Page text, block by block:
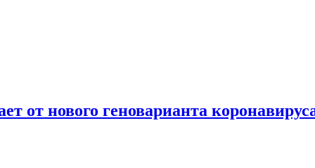
нового геноварианта